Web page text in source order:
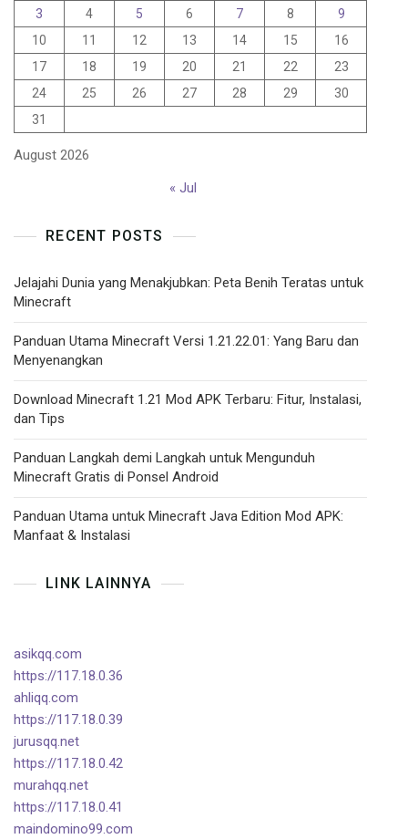
August 2026
3
4 5 6 7 8
9
10
11 12 13 14 15
16
17
18 19 20 21 22
23
24
25 26 27 28 29
30
31
« Jul
RECENT POSTS
Jelajahi Dunia yang Menakjubkan: Peta Benih Teratas untuk
Minecraft
Panduan Utama Minecraft Versi 1.21.22.01: Yang Baru dan
Menyenangkan
Download Minecraft 1.21 Mod APK Terbaru: Fitur, Instalasi,
dan Tips
Panduan Langkah demi Langkah untuk Mengunduh
Minecraft Gratis di Ponsel Android
Panduan Utama untuk Minecraft Java Edition Mod APK:
Manfaat & Instalasi
LINK LAINNYA
asikqq.com
https://117.18.0.36
ahliqq.com
https://117.18.0.39
jurusqq.net
https://117.18.0.42
murahqq.net
https://117.18.0.41
maindomino99.com